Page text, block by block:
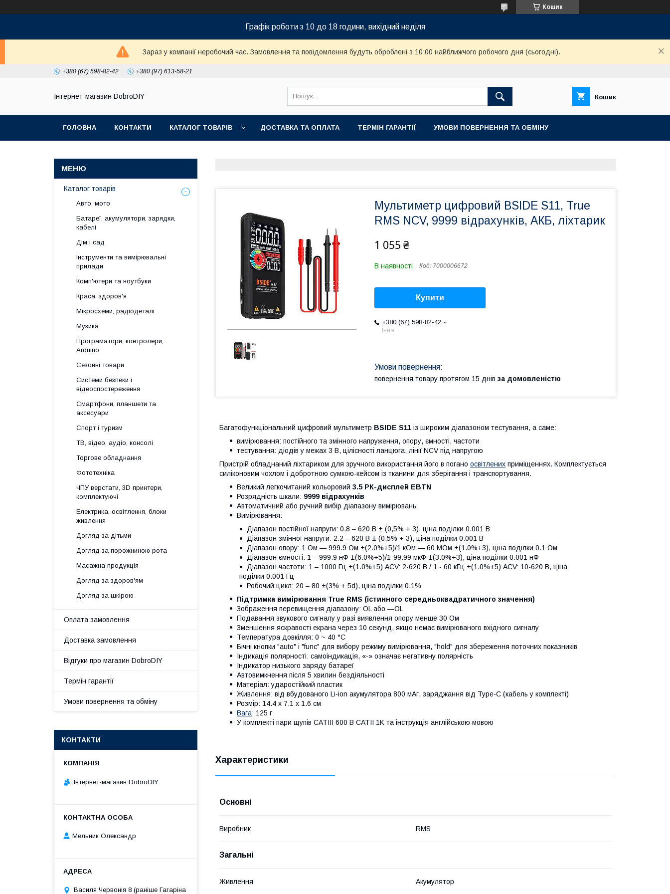
Кошик
Графік роботи з 10 до 18 години, вихідний неділя
Зараз у компанії неробочий час. Замовлення та повідомлення будуть оброблені з 10:00 найближчого робочого дня (сьогодні).
+380 (67) 598-82-42 +380 (97) 613-58-21
Інтернет-магазин DobroDIY Кошик
ГОЛОВНА КОНТАКТИ КАТАЛОГ ТОВАРІВ ДОСТАВКА ТА ОПЛАТА ТЕРМІН ГАРАНТІЇ УМОВИ ПОВЕРНЕННЯ ТА ОБМІНУ
Мультиметр цифровий BSIDE S11, True
RMS NCV, 9999 відрахунків, АКБ, ліхтарик
1 055 ₴
В наявності Код: 7000006672
Купити
+380 (67) 598-82-42
Інна
повернення товару протягом 15 днів за домовленістю
Багатофункціональний цифровий мультиметр BSIDE S11 із широким діапазоном тестування, а саме:
вимірювання: постійного та змінного напруження, опору, ємності, частоти
тестування: діодів у межах 3 В, цілісності ланцюга, лінії NCV під напругою
Пристрій обладнаний ліхтариком для зручного використання його в погано освітлених приміщеннях. Комплектується
силіконовим чохлом і добротною сумкою-кейсом із тканини для зберігання і транспортування.
Великий легкочитаний кольоровий 3.5 РК-дисплей EBTN
Розрядність шкали: 9999 відрахунків
Автоматичний або ручний вибір діапазону вимірювань
Вимірювання:
Діапазон постійної напруги: 0.8 – 620 В ± (0,5% + 3), ціна поділки 0.001 В
Діапазон змінної напруги: 2.2 – 620 В ± (0,5% + 3), ціна поділки 0.001 В
Діапазон опору: 1 Ом — 999.9 Ом ±(2.0%+5)/1 кОм — 60 MОм ±(1.0%+3), ціна поділки 0.1 Ом
Діапазон ємності: 1 – 999.9 нФ ±(6.0%+5)/1-99.99 мкФ ±(3.0%+3), ціна поділки 0.001 нФ
Діапазон частоти: 1 – 1000 Гц ±(1.0%+5) ACV: 2-620 В / 1 - 60 кГц ±(1.0%+5) ACV: 10-620 В, ціна
поділки 0.001 Гц
Робочий цикл: 20 – 80 ±(3% + 5d), ціна поділки 0.1%
Підтримка вимірювання True RMS (істинного середньоквадратичного значення)
Зображення перевищення діапазону: OL або —OL
Подавання звукового сигналу у разі виявлення опору менше 30 Ом
Зменшення яскравості екрана через 10 секунд, якщо немає вимірюваного вхідного сигналу
Температура довкілля: 0 ~ 40 °C
Бічні кнопки "auto" і "func" для вибору режиму вимірювання, "hold" для збереження поточних показників
Індикація полярності: самоіндикація, «-» означає негативну полярність
Індикатор низького заряду батареї
Автовимкнення після 5 хвилин бездіяльності
Матеріал: ударостійкий пластик
Живлення: від вбудованого Li-ion акумулятора 800 мАг, заряджання від Type-C (кабель у комплекті)
Розмір: 14.4 х 7.1 х 1.6 см
Вага: 125 г
У комплекті пари щупів CATIII 600 В CATII 1K та інструкція англійською мовою
Характеристики
Основні
Виробник RMS
Загальні
Живлення Акумулятор
Каталог товарів
Авто, мото
Батареї, акумулятори, зарядки,
кабелі
Дім і сад
Інструменти та вимірювальні
прилади
Комп'ютери та ноутбуки
Краса, здоров'я
Мікросхеми, радіодеталі
Музика
Програматори, контролери,
Arduino
Сезонні товари
Системи безпеки і
відеоспостереження
Смартфони, планшети та
аксесуари
Спорт і туризм
ТВ, відео, аудіо, консолі
Торгове обладнання
Фототехніка
ЧПУ верстати, 3D принтери,
комплектуючі
Електрика, освітлення, блоки
живлення
Догляд за дітьми
Догляд за порожниною рота
Масажна продукція
Догляд за здоров'ям
Догляд за шкірою
Оплата замовлення
Доставка замовлення
Відгуки про магазин DobroDIY
Термін гарантії
Умови повернення та обміну
КОНТАКТИ
Інтернет-магазин DobroDIY
Мельник Олександр
Василя Червонія 8 (раніше Гагаріна